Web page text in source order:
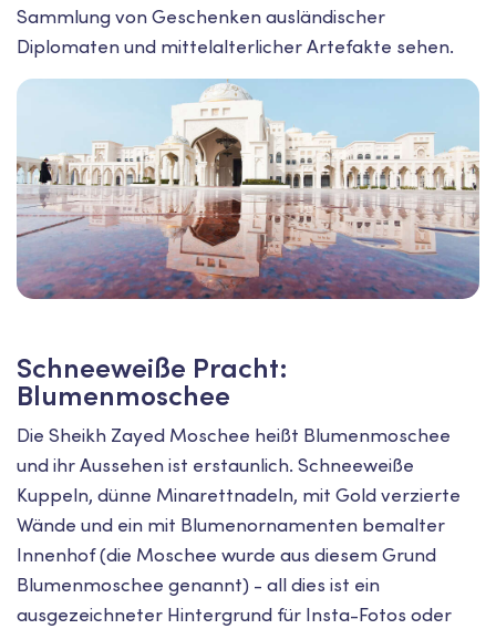
Sammlung von Geschenken ausländischer
Diplomaten und mittelalterlicher Artefakte sehen.
Schneeweiße Pracht:
Blumenmoschee
Die Sheikh Zayed Moschee heißt Blumenmoschee
und ihr Aussehen ist erstaunlich. Schneeweiße
Kuppeln, dünne Minarettnadeln, mit Gold verzierte
Wände und ein mit Blumenornamenten bemalter
Innenhof (die Moschee wurde aus diesem Grund
Blumenmoschee genannt) - all dies ist ein
ausgezeichneter Hintergrund für Insta-Fotos oder